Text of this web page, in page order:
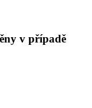
v případě